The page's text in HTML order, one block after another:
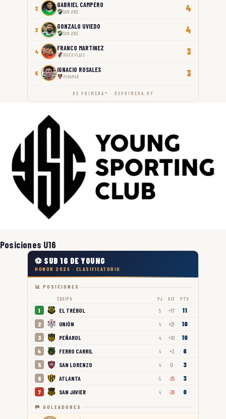
2 GABRIEL CAMPERO
SAN JOSÉ 4
3 GONZALO UVIEDO
SAN JOSÉ 4
4 FRANCO MARTÍNEZ
RIVER PLATE 3
5 IGNACIO ROSALES
MIRAMAR 3
DE PRIMERA™ · DEPRIMERA.UY
Posiciones U16
⚽ SUB 16 DE YOUNG
HONOR 2026 · CLASIFICATORIO
📊 POSICIONES
EQUIPO PJ DIF PTS
1 EL TRÉBOL 5 +17 11
2 UNIÓN 4 +21 10
3 PEÑAROL 4 +10 10
4 FERRO CARRIL 4 +3 6
5 SAN LORENZO 4 0 3
6 ATLANTA 5 -25 3
7 SAN JAVIER 4 -26 0
🥅 GOLEADORES